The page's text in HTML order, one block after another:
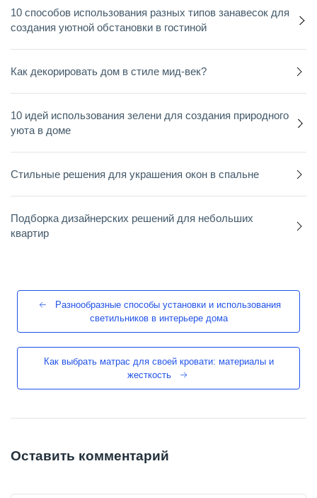
10 способов использования разных типов занавесок для
создания уютной обстановки в гостиной
Как декорировать дом в стиле мид-век?
10 идей использования зелени для создания природного
уюта в доме
Стильные решения для украшения окон в спальне
Подборка дизайнерских решений для небольших
квартир
Разнообразные способы установки и использования
светильников в интерьере дома
Как выбрать матрас для своей кровати: материалы и
жесткость
Оставить комментарий